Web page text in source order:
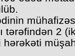
tərəfindən 2
hərəkəti